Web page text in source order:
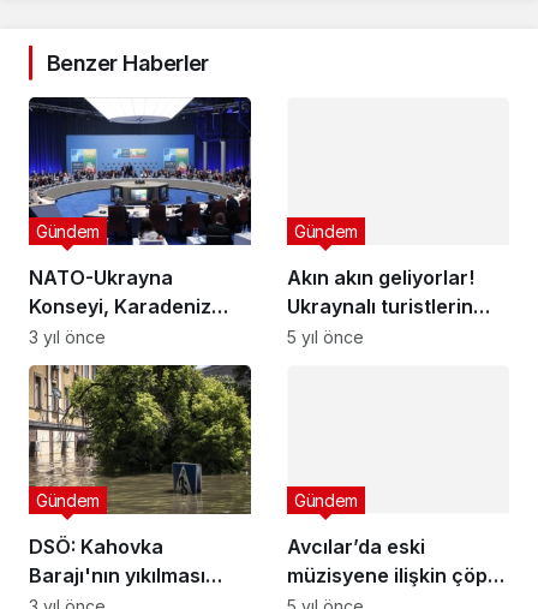
Benzer Haberler
NATO-Ukrayna
Konseyi, Karadeniz
tahıl anlaşması
konusunda toplandı
Gündem
3 yıl önce
5 yıl önce
DSÖ: Kahovka
Barajı'nın yıkılması
büyük bir tahribata
Gündem
müzisyene ilişkin çöp
evi belediye temizledi!